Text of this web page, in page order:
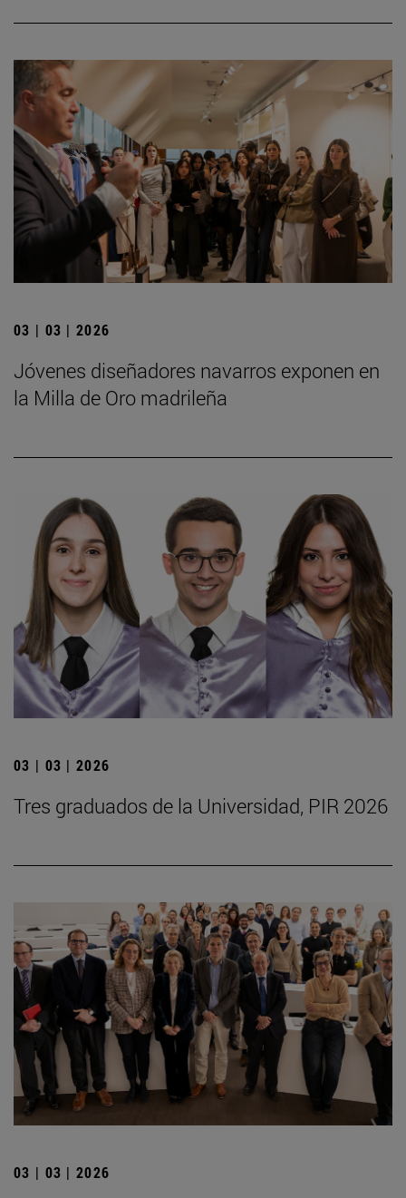
03 | 03 | 2026
Jóvenes diseñadores navarros exponen en
la Milla de Oro madrileña
03 | 03 | 2026
Tres graduados de la Universidad, PIR 2026
03 | 03 | 2026